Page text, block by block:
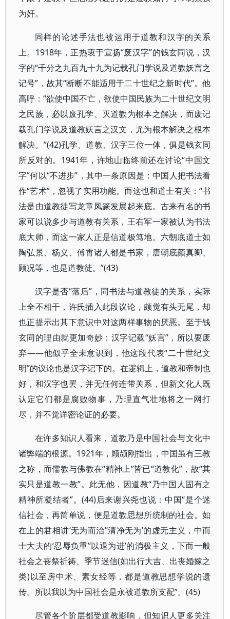
为奸。
同样的论述手法也被运用于道教和汉字的关系
上。1918年，正热衷于宣扬“废汉字”的钱玄同说，汉
字的“千分之九百九十九为记载孔门学说及道教妖言之
记号”，故其“断断不能适用于二十世纪之新时代”。他
高呼：“欲使中国不亡，欲使中国民族为二十世纪文明
之民族，必以废孔学、灭道教为根本之解决，而废记
载孔门学说及道教妖言之汉文，尤为根本解决之根本
解决。”(42)孔学、道教、汉字三位一体，俱是钱玄同
所反对的。1941年，许地山临终前还在讨论“中国文
字”何以“不进步”，其中一条原因是：中国人把书法看
作“艺术”，忽视了实用功能。而这也和道士有关：“书
法是由道教徒写龙章凤篆发展起来底。古来有名的书
家可以说多少与道教有关系，王右军一家被认为书法
底大师，而这一家人正是信道极笃地。六朝底道士如
陶弘景、杨义、傅霄诸人都是书家，唐朝底颜真卿、
顾况等，也是道教徒。”(43)
汉字是否“落后”，同书法与道教徒的关系，实际
上全不相干，许氏插入此段议论，颇觉有头无尾，却
也正提示出其下意识中对这两样事物的厌恶。至于钱
玄同的理由就更加奇妙：汉字记载“妖言”，所以要废
弃——他似乎全未意识到，他这段代表“二十世纪文
明”的议论也是汉字记下的。在逻辑上，道教和帝制也
好，和汉字也罢，并无任何连带关系，但新文化人既
认定它们都是腐败物事，乃理直气壮地将之一网打
尽，并不觉详密论证的必要。
在许多知识人看来，道教乃是中国社会与文化中
诸弊端的根源。1921年，顾颉刚指出，中国虽有三教
之称，而儒教与佛教在“精神上”皆已“道教化”，故“其
实只是道教一教”。此无他，因道教“乃中国人固有之
精神所凝结者”。(44)后来谢兴尧也说：中国“是个迷
信社会，再简单说，便是道教思想所统制的社会。如
在上的君相讲‘无为而治’‘清净无为’的虚无主义，中而
士大夫的‘忍辱负重’‘以退为进’的消极主义，下而一般
社会之丧祭祈祷、季节迷信(如出行大吉、出丧婚嫁之
类)以至房中术、素女经等，都是道教思想学说的遗
传。所以我以为中国社会是永被道教所支配”。(45)
尽管各个阶层都受道教影响，但知识人更多关注